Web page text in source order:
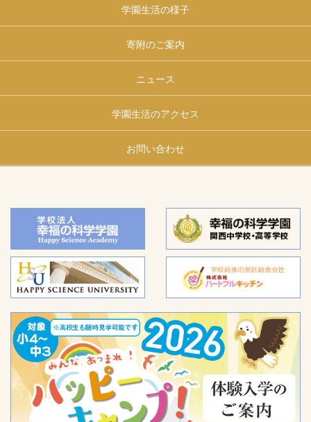
学園生活の様子
寄附のご案内
ニュース
学園生活のアクセス
お問い合わせ